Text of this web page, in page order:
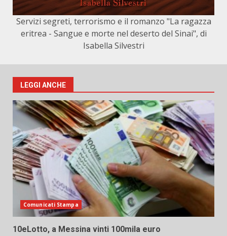
Servizi segreti, terrorismo e il romanzo "La ragazza
eritrea - Sangue e morte nel deserto del Sinai", di
Isabella Silvestri
LEGGI ANCHE
Comunicati Stampa
10eLotto, a Messina vinti 100mila euro